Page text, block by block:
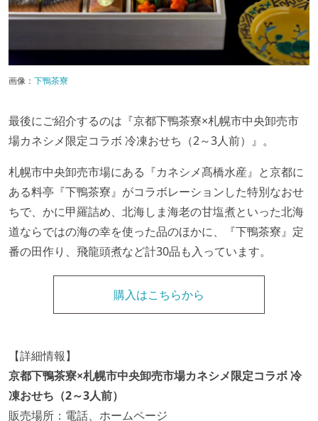
画像： 下鴨茶寮
最後にご紹介するのは『京都下鴨茶寮×札幌市中央卸売市
場カネシメ限定コラボ 冷凍おせち（2～3人前）』。
札幌市中央卸売市場にある『カネシメ髙橋水産』と京都に
ある料亭『下鴨茶寮』がコラボレーションした特別なおせ
ちで、かに甲羅詰め、北海しま海老の甘塩煮といった北海
道ならではの海の幸を使った品のほかに、『下鴨茶寮』定
番の田作り、飛龍頭煮など計30品も入っています。
購入はこちらから
【詳細情報】
京都下鴨茶寮×札幌市中央卸売市場カネシメ限定コラボ 冷
凍おせち（2～3人前）
販売場所：電話、ホームページ